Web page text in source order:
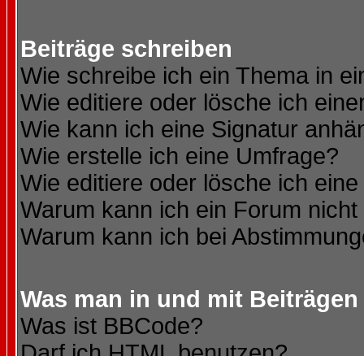
Beiträge schreiben
Wie schreibe ich ein Thema in
Wie editiere oder lösche ich
Wie kann ich eine Signatur
Wie erstelle ich eine Umfrage?
Wie editiere oder lösche ich
Warum kann ich ein Forum
Warum kann ich bei
Was man in und mit
Was ist BBCode?